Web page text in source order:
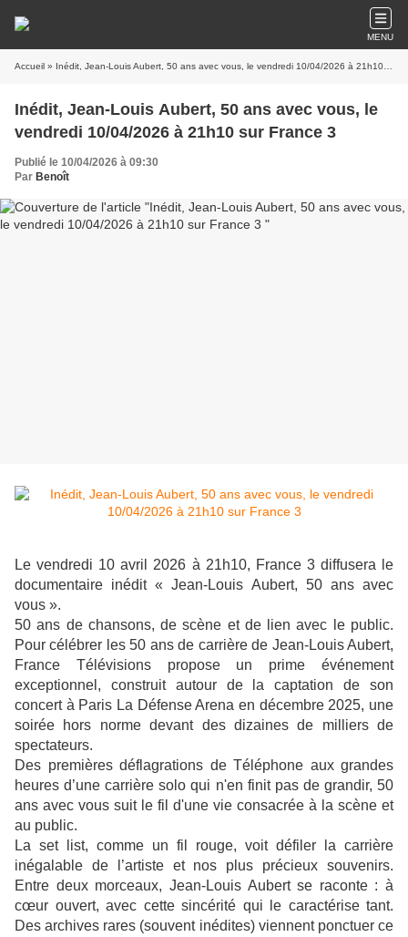
MENU
Accueil » Inédit, Jean-Louis Aubert, 50 ans avec vous, le vendredi 10/04/2026 à 21h10 sur France 3
Inédit, Jean-Louis Aubert, 50 ans avec vous, le
vendredi 10/04/2026 à 21h10 sur France 3
Publié le 10/04/2026 à 09:30
Par Benoît
Le vendredi 10 avril 2026 à 21h10, France 3 diffusera le
documentaire inédit « Jean-Louis Aubert, 50 ans avec
vous ».
50 ans de chansons, de scène et de lien avec le public.
Pour célébrer les 50 ans de carrière de Jean-Louis Aubert,
France Télévisions propose un prime événement
exceptionnel, construit autour de la captation de son
concert à Paris La Défense Arena en décembre 2025, une
soirée hors norme devant des dizaines de milliers de
spectateurs.
Des premières déflagrations de Téléphone aux grandes
heures d’une carrière solo qui n'en finit pas de grandir, 50
ans avec vous suit le fil d'une vie consacrée à la scène et
au public.
La set list, comme un fil rouge, voit défiler la carrière
inégalable de l’artiste et nos plus précieux souvenirs.
Entre deux morceaux, Jean-Louis Aubert se raconte : à
cœur ouvert, avec cette sincérité qui le caractérise tant.
Des archives rares (souvent inédites) viennent ponctuer ce